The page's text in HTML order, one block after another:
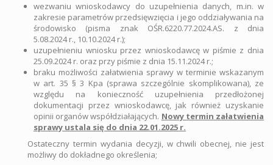
wezwaniu wnioskodawcy do uzupełnienia danych, m.in. w
zakresie parametrów przedsięwzięcia i jego oddziaływania na
środowisko (pisma znak OŚR.6220.77.2024.AS. z dnia
5.08.2024 r., 10.10.2024 r.);
uzupełnieniu wniosku przez wnioskodawcę w piśmie z dnia
25.09.2024 r. oraz przy piśmie z dnia 15.11.2024 r.;
braku możliwości załatwienia sprawy w terminie wskazanym
w art. 35 § 3 Kpa (sprawa szczególnie skomplikowana), ze
względu na konieczność uzupełnienia przedłożonej
dokumentacji przez wnioskodawcę, jak również uzyskanie
opinii organów współdziałających. Nowy termin załatwienia
sprawy ustala się do dnia 22.01.2025 r.
Ostateczny termin wydania decyzji, w chwili obecnej, nie jest
możliwy do dokładnego określenia;